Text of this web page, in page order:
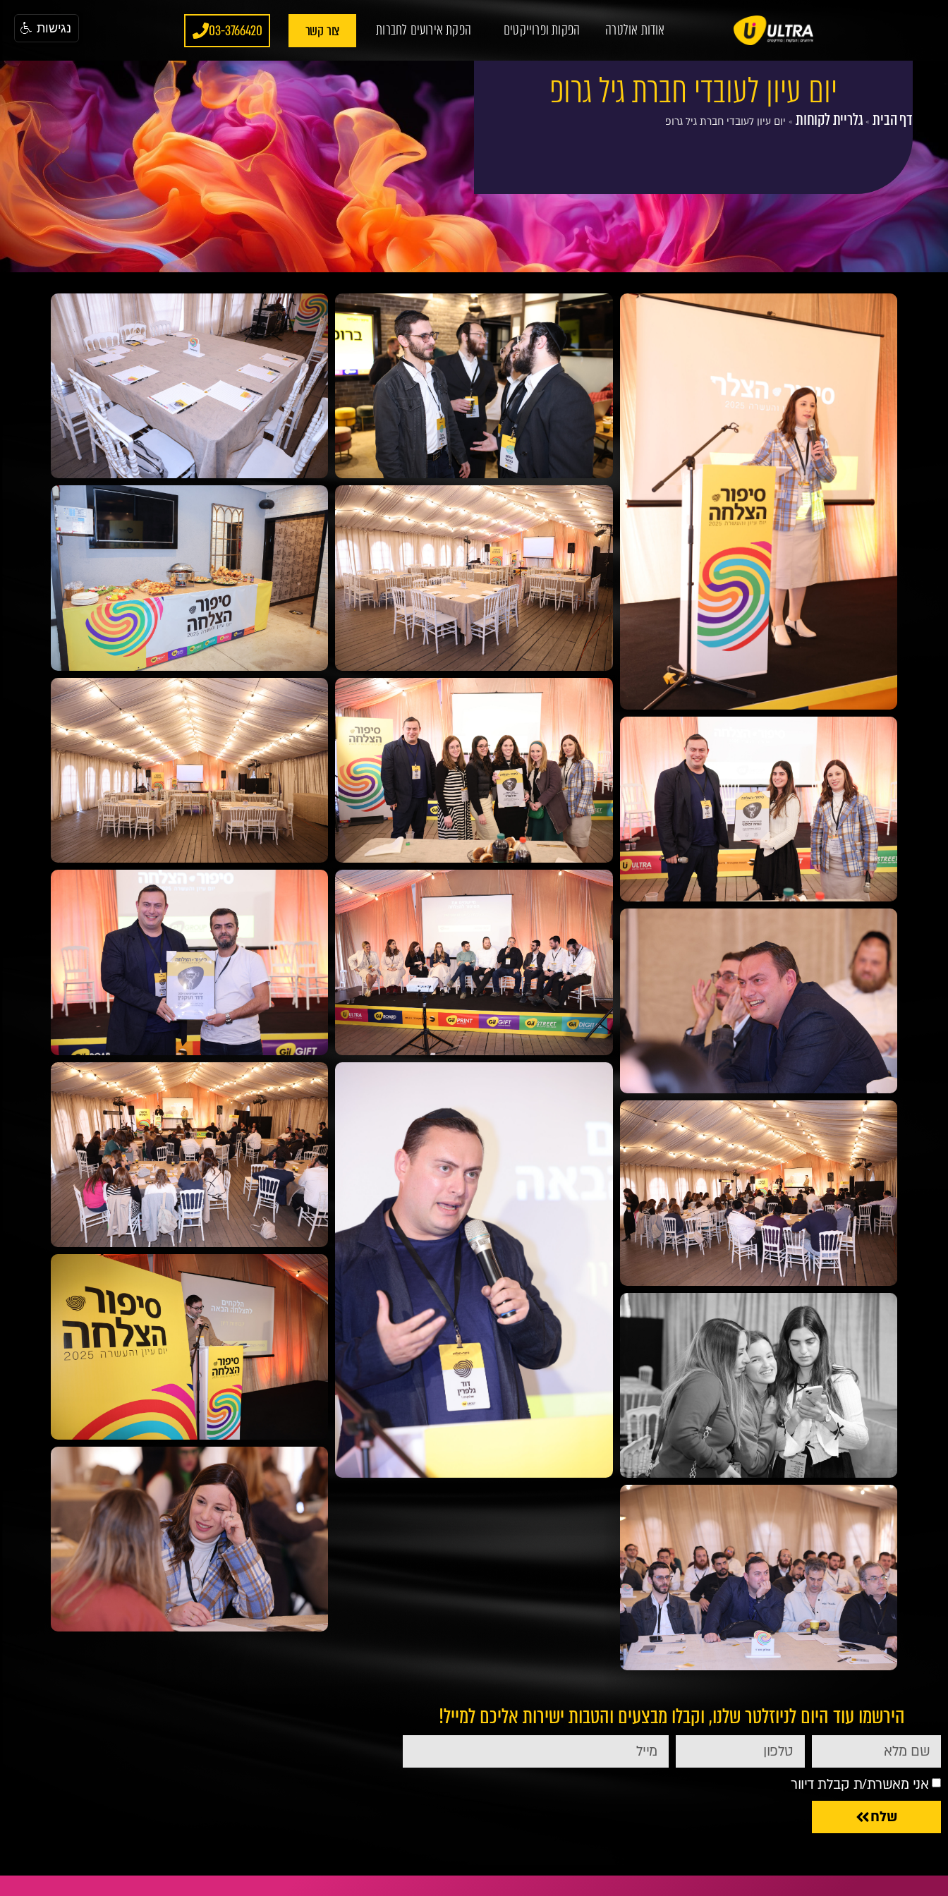
אודות אולטרה הפקות ופרוייקטים הפקת אירועים לחברות צור קשר 03-3766420
יום עיון לעובדי חברת גיל גרופ
דף הבית» גלריית לקוחות » יום עיון לעובדי חברת גיל גרופ
הירשמו עוד היום לניוזלטר שלנו, וקבלו מבצעים והטבות ישירות אליכם למייל!
אני מאשרת/ת קבלת דיוור
שלח
נגישות